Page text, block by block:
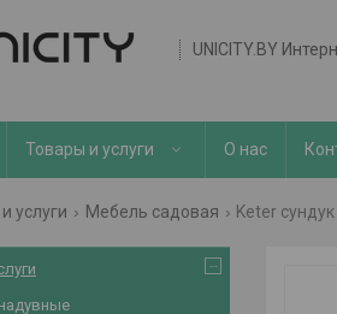
UNICITY.BY
Товары и услуги О нас
услуги Мебель садовая Keter